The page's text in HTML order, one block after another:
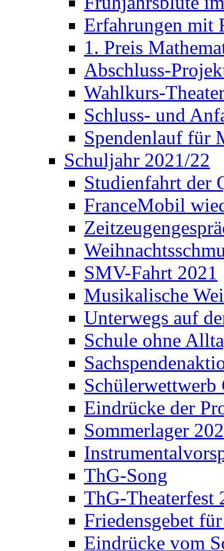
Erfahrungen mit
1. Preis
Abschluss-
Wahlkurs-
Schluss- und
Spendenlauf für
Schuljahr 2021/22
Studienfahrt der
FranceMobil
SMV-Fahrt 2021
Musikalische
Unterwegs auf
Schule ohne
Schülerwettwerb
Eindrücke der
Sommerlager
ThG-Song
ThG-Theaterfest
Friedensgebet
Eindrücke vom